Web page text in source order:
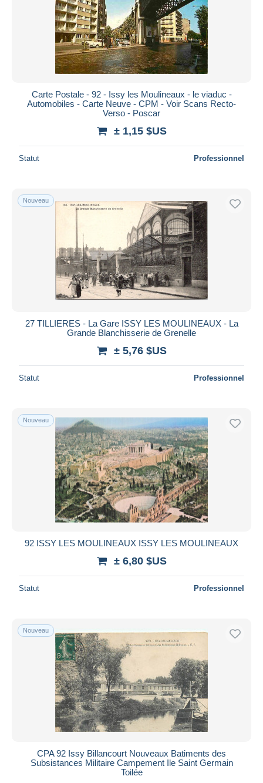
Carte Postale - 92 - Issy les Moulineaux - le viaduc -
Automobiles - Carte Neuve - CPM - Voir Scans Recto-
Verso - Poscar
± 1,15 $US
Statut Professionnel
Nouveau
27 TILLIERES - La Gare ISSY LES MOULINEAUX - La
Grande Blanchisserie de Grenelle
± 5,76 $US
Statut Professionnel
Nouveau
92 ISSY LES MOULINEAUX ISSY LES MOULINEAUX
± 6,80 $US
Statut Professionnel
Nouveau
CPA 92 Issy Billancourt Nouveaux Batiments des
Subsistances Militaire Campement Ile Saint Germain
Toilée